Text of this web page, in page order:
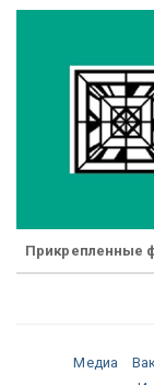
Прикрепленные
Медиа